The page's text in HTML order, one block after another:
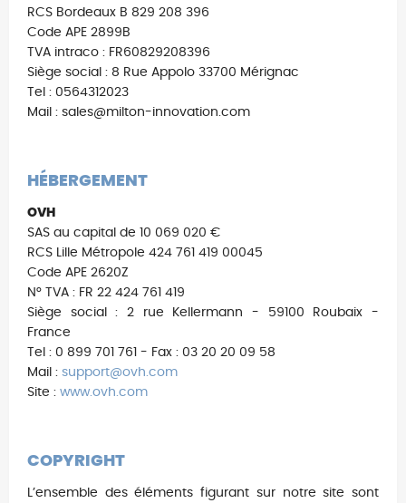
RCS Bordeaux B 829 208 396
Code APE 2899B
TVA intraco : FR60829208396
Siège social : 8 Rue Appolo 33700 Mérignac
Tel : 0564312023
Mail : sales@milton-innovation.com
HÉBERGEMENT
OVH
SAS au capital de 10 069 020 €
RCS Lille Métropole 424 761 419 00045
Code APE 2620Z
N° TVA : FR 22 424 761 419
Siège social : 2 rue Kellermann - 59100 Roubaix -
France
Tel : 0 899 701 761 - Fax : 03 20 20 09 58
Mail : support@ovh.com
Site : www.ovh.com
COPYRIGHT
L’ensemble des éléments figurant sur notre site sont